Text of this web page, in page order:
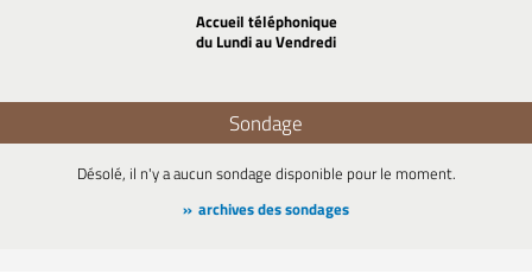
Accueil téléphonique
du Lundi au Vendredi
Sondage
Désolé, il n'y a aucun sondage disponible pour le moment.
archives des sondages